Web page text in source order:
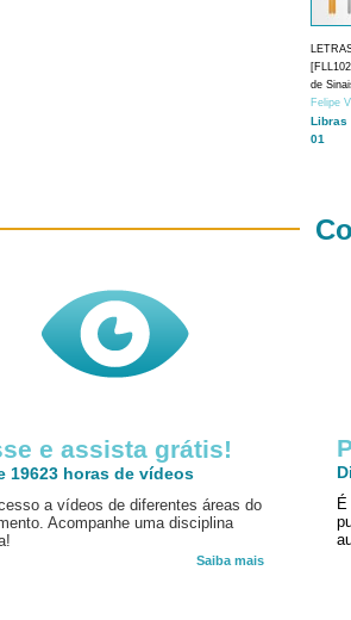
de
Felipe
Libras
01
e assista grátis!
19623 horas de vídeos
a vídeos de diferentes áreas do
Acompanhe uma disciplina
Saiba mais